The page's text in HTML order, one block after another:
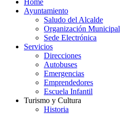
Ayuntamiento
Saludo del Alcalde
Organización Municipal
Sede Electrónica
Servicios
Direcciones
Autobuses
Emergencias
Emprendedores
Escuela Infantil
Turismo y Cultura
Historia